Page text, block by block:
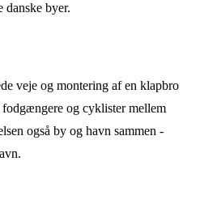
danske byer.
veje og montering af en klapbro
og cyklister mellem
også by og havn sammen -